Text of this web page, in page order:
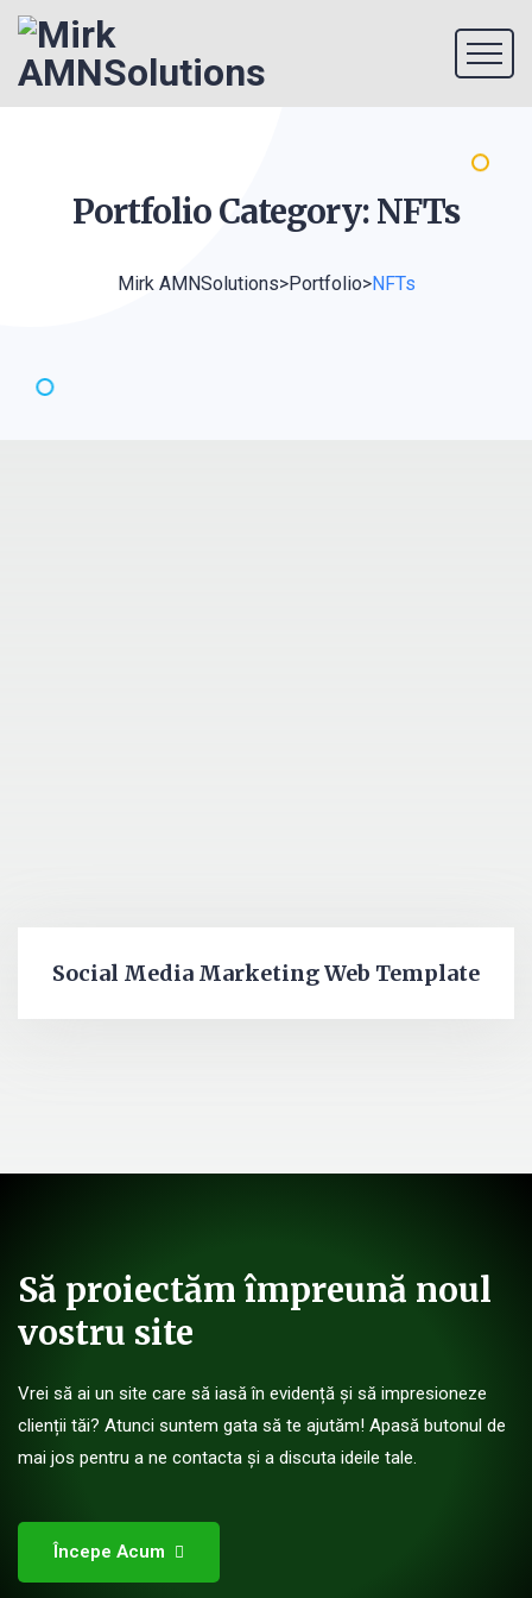
Portfolio Category:NFTs
Mirk AMNSolutions>Portfolio>NFTs
Social Media Marketing Web Template
Să proiectăm împreună noul
vostru site
Vrei să ai un site care să iasă în evidență și să impresioneze
clienții tăi? Atunci suntem gata să te ajutăm! Apasă butonul de
mai jos pentru a ne contacta și a discuta ideile tale.
Începe Acum